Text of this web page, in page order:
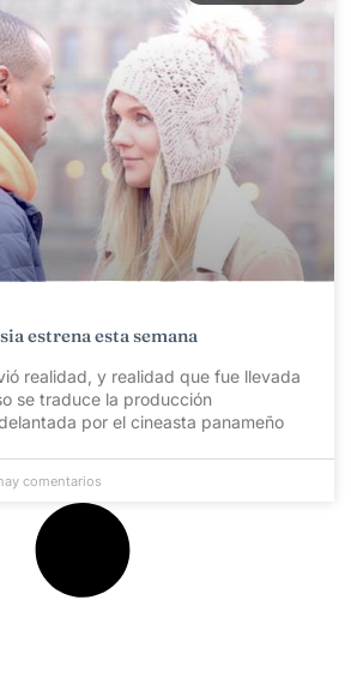
estrena esta semana
realidad, y realidad que fue llevada
se traduce la producción
por el cineasta panameño
comentarios